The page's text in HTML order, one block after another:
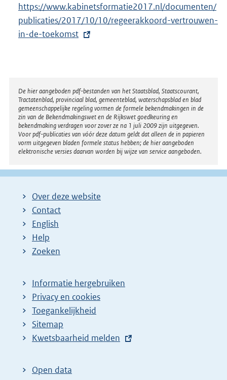
i
n
k
x
t
l
i
n
k
:
https://www.kabinetsformatie2017.nl/documenten/
publicaties/2017/10/10/regeerakkoord-vertrouwen-
in-de-toekomst
Disclaimer
De hier aangeboden pdf-bestanden van het Staatsblad, Staatscourant,
Tractatenblad, provinciaal blad, gemeenteblad, waterschapsblad en blad
gemeenschappelijke regeling vormen de formele bekendmakingen in de
zin van de Bekendmakingswet en de Rijkswet goedkeuring en
bekendmaking verdragen voor zover ze na 1 juli 2009 zijn uitgegeven.
Voor pdf-publicaties van vóór deze datum geldt dat alleen de in papieren
vorm uitgegeven bladen formele status hebben; de hier aangeboden
elektronische versies daarvan worden bij wijze van service aangeboden.
Over deze website
Contact
English
Help
Zoeken
Informatie hergebruiken
Privacy en cookies
Toegankelijkheid
Sitemap
E
t
Kwetsbaarheid melden
Open data